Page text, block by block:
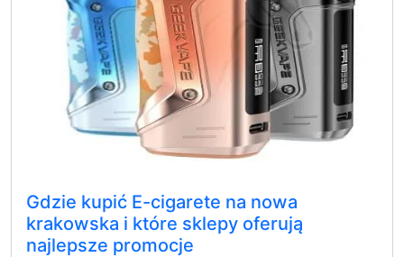
Gdzie kupić E-cigarete na nowa
krakowska i które sklepy oferują
najlepsze promocje